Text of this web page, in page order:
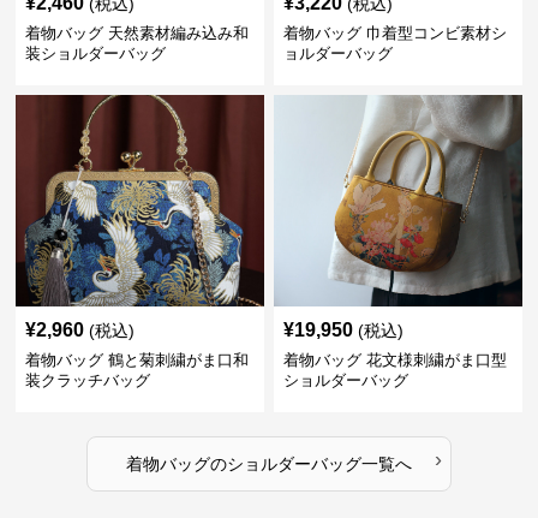
着物バッグ 天然素材編み込み和
装ショルダーバッグ
着物バッグ 巾着型コンビ素材シ
ョルダーバッグ
¥2,960 (税込)
着物バッグ 鶴と菊刺繍がま口和
装クラッチバッグ
¥19,950 (税込)
着物バッグ 花文様刺繍がま口型
ショルダーバッグ
着物バッグのショルダーバッグ一覧へ ›